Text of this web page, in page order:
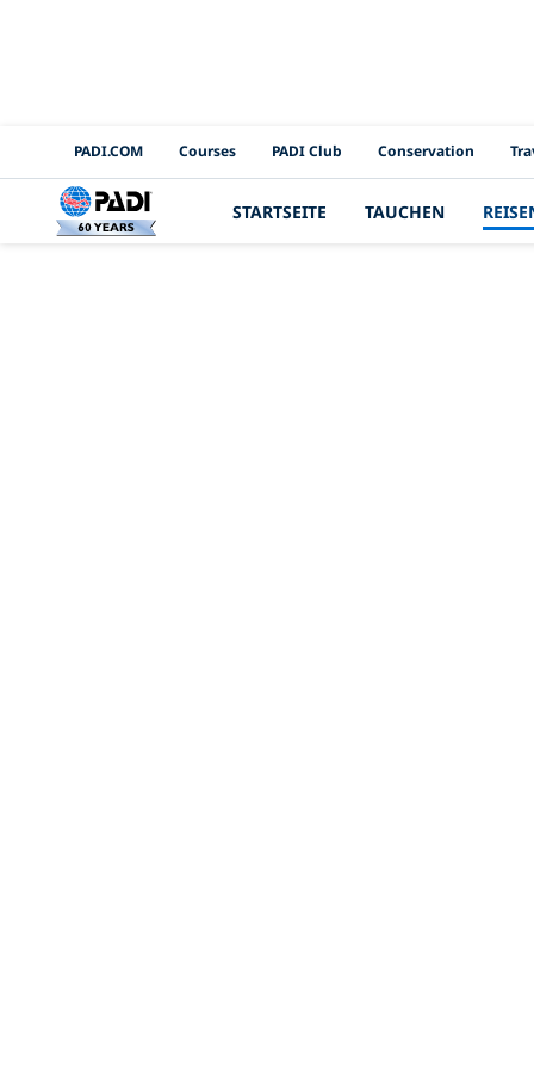
PADI Channels
PADI.COM Courses PADI Club Conservation
STARTSEITE TAUCHEN